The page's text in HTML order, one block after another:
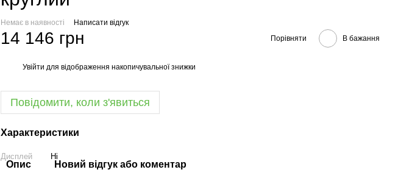
Немає в наявності Написати відгук
14 146 грн Порівняти В бажання
Увійти для відображення накопичувальної знижки
Повідомити, коли з'явиться
Характеристики
Дисплей Ні
Опис
Новий відгук або коментар